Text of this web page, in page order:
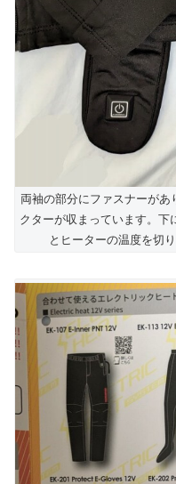
両袖の部分にファスナーが
クターが収まっています。下
とヒーターの温度を切